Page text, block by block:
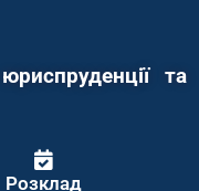
та
Розклад